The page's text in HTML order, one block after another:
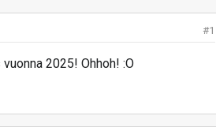
#1
2025! Ohhoh! :O